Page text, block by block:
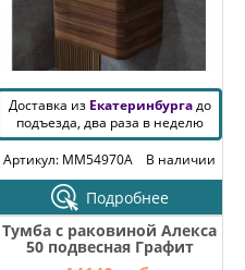
Доставка из Екатеринбургадо
подъезда, два раза в неделю
Артикул: MM54970A
В наличии
Подробнее
Тумба с раковиной Алекса
50 подвесная Графит